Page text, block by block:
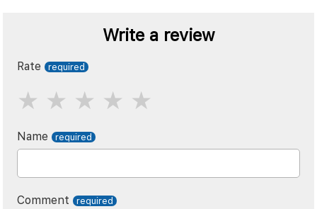
Write a review
Rate
Name
Comment